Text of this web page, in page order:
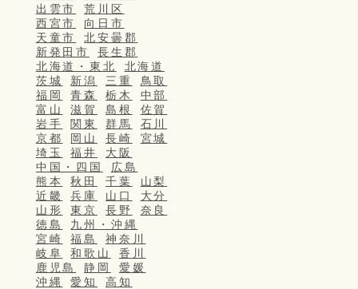
出雲市
荒川区
西宮市
向日市
天童市
北安曇郡
新発田市
長生郡
北海道・東北
北海道
茨城
新潟 三重
鳥取
福岡
青森 栃木
中部
富山
滋賀 島根
佐賀
岩手
関東 群馬
石川
京都
岡山 長崎
宮城
埼玉
福井
大阪
中国・四国
広島
熊本
秋田 千葉
山梨
近畿
兵庫 山口
大分
山形
東京 長野
奈良
徳島
九州・沖縄
宮崎
福島
神奈川
岐阜
和歌山
香川
鹿児島
静岡
愛媛
沖縄
愛知 高知